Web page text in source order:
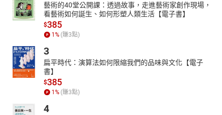
藝術的40堂公開課：透過故事，走進藝術家創作現場，
看藝術如何誕生、如何形塑人類生活【電子書】
$385
1% (賺3點)
3
扁平時代：演算法如何限縮我們的品味與文化【電子
書】
$385
1% (賺3點)
4